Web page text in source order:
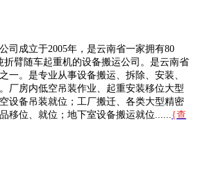
司成立于2005年，是云南省一家拥有80
折臂随车起重机的设备搬运公司。是云南省
一。是专业从事设备搬运、拆除、安装、
厂房内低空吊装作业、起重安装移位大型
设备吊装就位；工厂搬迁、各类大型精密
移位、就位；地下室设备搬运就位...... {查